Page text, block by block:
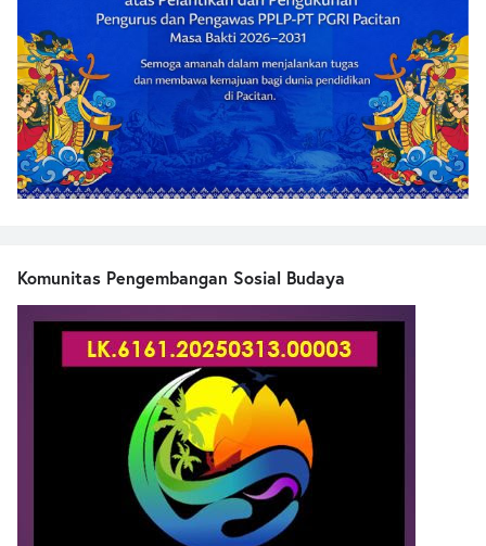
Komunitas Pengembangan Sosial Budaya